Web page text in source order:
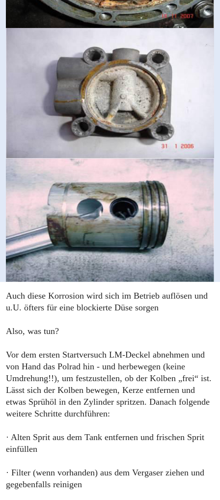
Auch diese Korrosion wird sich im Betrieb auflösen und
u.U. öfters für eine blockierte Düse sorgen
Also, was tun?
Vor dem ersten Startversuch LM-Deckel abnehmen und
von Hand das Polrad hin - und herbewegen (keine
Umdrehung!!), um festzustellen, ob der Kolben „frei“ ist.
Lässt sich der Kolben bewegen, Kerze entfernen und
etwas Sprühöl in den Zylinder spritzen. Danach folgende
weitere Schritte durchführen:
· Alten Sprit aus dem Tank entfernen und frischen Sprit
einfüllen
· Filter (wenn vorhanden) aus dem Vergaser ziehen und
gegebenfalls reinigen